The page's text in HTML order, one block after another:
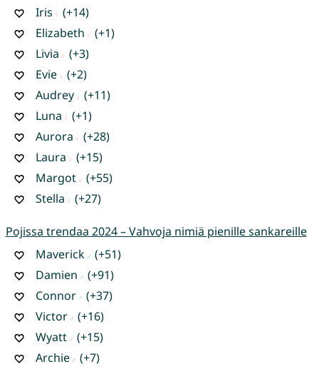
Iris
(+14)
Elizabeth
(+1)
Livia
(+3)
Evie
(+2)
Audrey
(+11)
Luna
(+1)
Aurora
(+28)
Laura
(+15)
Margot
(+55)
Stella
(+27)
Pojissa trendaa 2024 – Vahvoja nimiä pienille sankareille
Maverick
(+51)
Damien
(+91)
Connor
(+37)
Victor
(+16)
Wyatt
(+15)
Archie
(+7)